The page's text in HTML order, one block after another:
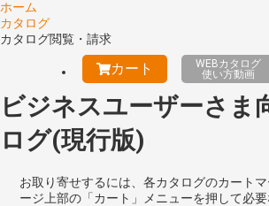
ホーム
カタログ
カタログ閲覧・請求
カート
WEBカタログ
使い方動画
ビジネスユーザーさま
ログ(現行版)
お取り寄せするには、各カタログのカート
ージ上部の「カート」メニューを押して必